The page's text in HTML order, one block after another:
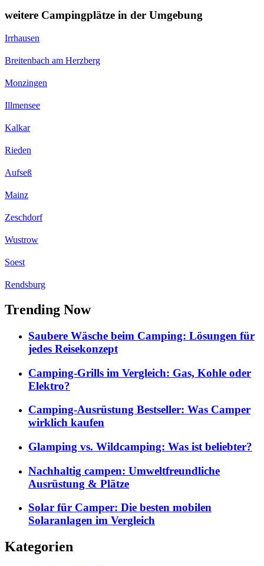
weitere Campingplätze in der Umgebung
Irrhausen
Breitenbach am Herzberg
Monzingen
Illmensee
Kalkar
Rieden
Aufseß
Mainz
Zeschdorf
Wustrow
Soest
Rendsburg
Trending Now
Saubere Wäsche beim Camping: Lösungen für
jedes Reisekonzept
Camping-Grills im Vergleich: Gas, Kohle oder
Elektro?
Camping-Ausrüstung Bestseller: Was Camper
wirklich kaufen
Glamping vs. Wildcamping: Was ist beliebter?
Nachhaltig campen: Umweltfreundliche
Ausrüstung & Plätze
Solar für Camper: Die besten mobilen
Solaranlagen im Vergleich
Kategorien